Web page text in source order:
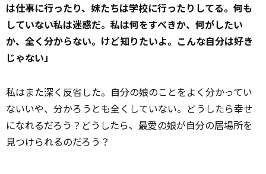
は仕事に行ったり、妹たちは学校に行ったりしてる。何も
していない私は迷惑だ。私は何をすべきか、何がしたい
か、全く分からない。けど知りたいよ。こんな自分は好き
じゃない」
私はまた深く反省した。自分の娘のことをよく分かってい
ない――いや、分かろうとも全くしていない。どうしたら幸せ
になれるだろう？どうしたら、 最愛の娘が自分の居場所を
見つけられるのだろう？